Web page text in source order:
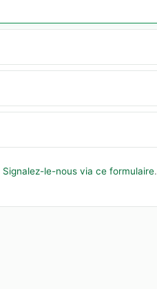
Signalez-le-nous via ce formulaire.